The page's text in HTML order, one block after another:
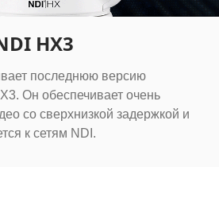
HX3
последнюю версию
. Он обеспечивает очень
со сверхнизкой задержкой и
к сетям NDI.